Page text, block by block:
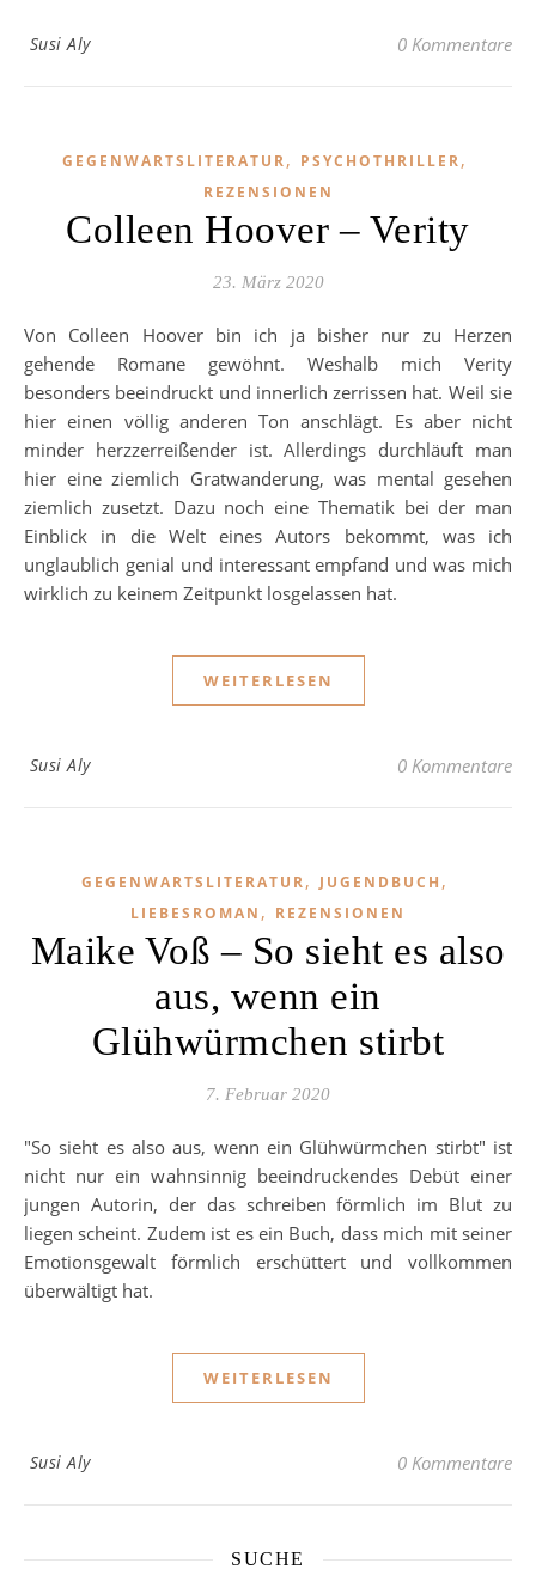
Susi Aly 0 Kommentare
GEGENWARTSLITERATUR, PSYCHOTHRILLER,
REZENSIONEN
Colleen Hoover – Verity
23. März 2020
Von Colleen Hoover bin ich ja bisher nur zu Herzen
gehende Romane gewöhnt. Weshalb mich Verity
besonders beeindruckt und innerlich zerrissen hat. Weil sie
hier einen völlig anderen Ton anschlägt. Es aber nicht
minder herzzerreißender ist. Allerdings durchläuft man
hier eine ziemlich Gratwanderung, was mental gesehen
ziemlich zusetzt. Dazu noch eine Thematik bei der man
Einblick in die Welt eines Autors bekommt, was ich
unglaublich genial und interessant empfand und was mich
wirklich zu keinem Zeitpunkt losgelassen hat.
WEITERLESEN
Susi Aly 0 Kommentare
GEGENWARTSLITERATUR, JUGENDBUCH ,
LIEBESROMAN , REZENSIONEN
Maike Voß – So sieht es also
aus, wenn ein
Glühwürmchen stirbt
7. Februar 2020
"So sieht es also aus, wenn ein Glühwürmchen stirbt" ist
nicht nur ein wahnsinnig beeindruckendes Debüt einer
jungen Autorin, der das schreiben förmlich im Blut zu
liegen scheint. Zudem ist es ein Buch, dass mich mit seiner
Emotionsgewalt förmlich erschüttert und vollkommen
überwältigt hat.
WEITERLESEN
Susi Aly 0 Kommentare
SUCHE